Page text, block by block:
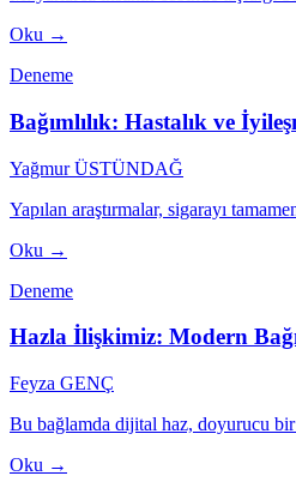
Oku →
Deneme
Bağımlılık: Hastalık ve
Yağmur ÜSTÜNDAĞ
Yapılan araştırmalar, sigarayı
Oku →
Deneme
Hazla İlişkimiz: Modern
Feyza GENÇ
Bu bağlamda dijital haz, doyurucu bir
Oku →